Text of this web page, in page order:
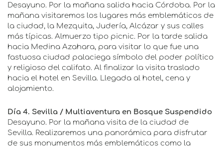
Desayuno. Por la mañana salida hacia Córdoba. Por la
mañana visitaremos los lugares más emblemáticos de
la ciudad, la Mezquita, Judería, Alcázar y sus calles
más típicas. Almuerzo tipo picnic. Por la tarde salida
hacia Medina Azahara, para visitar lo que fue una
fastuosa ciudad palaciega símbolo del poder político
y religioso del califato. Al finalizar la visita traslado
hacia el hotel en Sevilla. Llegada al hotel, cena y
alojamiento.
Día 4. Sevilla / Multiaventura en Bosque Suspendido
Desayuno. Por la mañana visita de la ciudad de
Sevilla. Realizaremos una panorámica para disfrutar
de sus monumentos más emblemáticos como la